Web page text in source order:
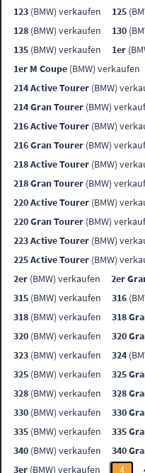
123 (BMW) verkaufen 125
128 (BMW) verkaufen 130
135 (BMW) verkaufen 1er
1er M Coupe (BMW) verkaufen
214 Active Tourer (BMW)
214 Gran Tourer (BMW)
216 Active Tourer (BMW)
216 Gran Tourer (BMW)
218 Active Tourer (BMW)
218 Gran Tourer (BMW)
220 Active Tourer (BMW)
220 Gran Tourer (BMW)
223 Active Tourer (BMW)
225 Active Tourer (BMW)
2er (BMW) verkaufen 2er
315 (BMW) verkaufen 316
318 (BMW) verkaufen 318
320 (BMW) verkaufen 320
323 (BMW) verkaufen 324
325 (BMW) verkaufen 325
328 (BMW) verkaufen 328
330 (BMW) verkaufen 330
335 (BMW) verkaufen 335
340 (BMW) verkaufen 340
3er (BMW) verkaufen 4